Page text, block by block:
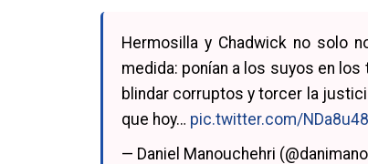
Hermosilla y Chadwick no solo
medida: ponían a los suyos en los
blindar corruptos y torcer la
que hoy… pic.twitter.com/
— Daniel Manouchehri